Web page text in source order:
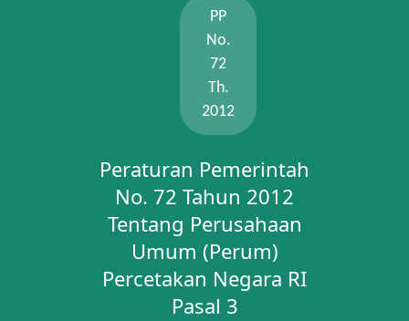
PP
No.
72
Th.
2012
Peraturan Pemerintah
No. 72 Tahun 2012
Tentang Perusahaan
Umum (Perum)
Percetakan Negara RI
Pasal 3